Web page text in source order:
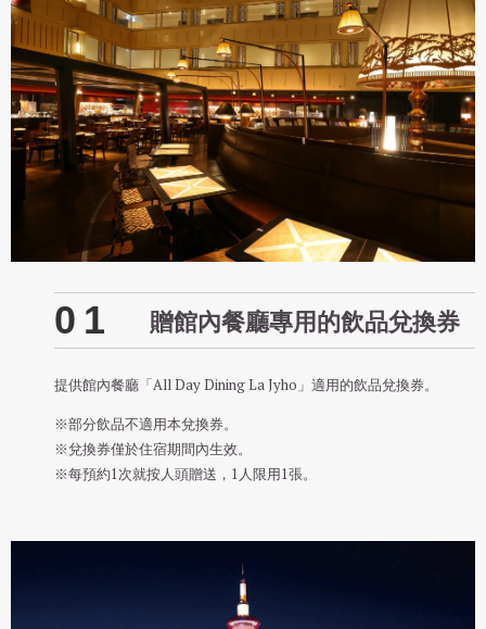
01 贈館內餐廳專用的飲品兌換券
提供館內餐廳「All Day Dining La Jyho」適用的飲品兌換券。
※部分飲品不適用本兌換券。
※兌換券僅於住宿期間內生效。
※每預約1次就按人頭贈送，1人限用1張。